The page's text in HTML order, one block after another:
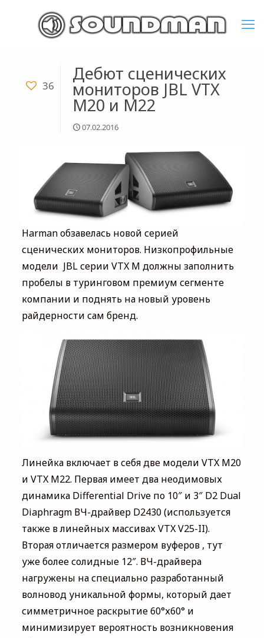
36
Дебют сценических
мониторов JBL VTX
M20 и M22
07.02.2016
Harman обзавелась новой серией
сценических мониторов. Низкопрофильные
модели JBL серии VTX M должны заполнить
пробелы в туринговом премиум сегменте
компании и поднять на новый уровень
райдерности сам бренд.
Линейка включает в себя две модели VTX M20
и VTX M22. Первая имеет два неодимовых
динамика Differential Drive по 10″ и 3″ D2 Dual
Diaphragm ВЧ-драйвер D2430 (используется
также в линейных массивах VTX V25-II).
Вторая отличается размером вуферов , тут
уже более солидные 12″. ВЧ-драйвера
нагружены на специально разработанный
волновод уникальной формы, который дает
симметричное раскрытие 60°х60° и
минимизирует вероятность возникновения